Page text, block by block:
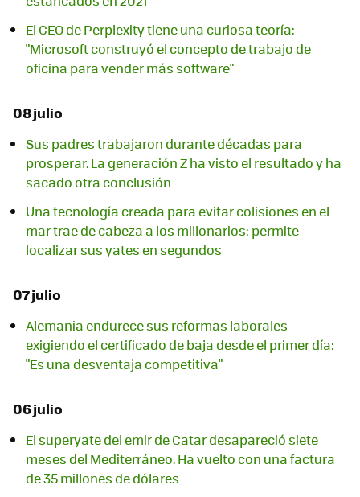
El CEO de Perplexity tiene una curiosa teoría:
"Microsoft construyó el concepto de trabajo de
oficina para vender más software"
08 julio
Sus padres trabajaron durante décadas para
prosperar. La generación Z ha visto el resultado y ha
sacado otra conclusión
Una tecnología creada para evitar colisiones en el
mar trae de cabeza a los millonarios: permite
localizar sus yates en segundos
07 julio
Alemania endurece sus reformas laborales
exigiendo el certificado de baja desde el primer día:
"Es una desventaja competitiva"
06 julio
El superyate del emir de Catar desapareció siete
meses del Mediterráneo. Ha vuelto con una factura
de 35 millones de dólares